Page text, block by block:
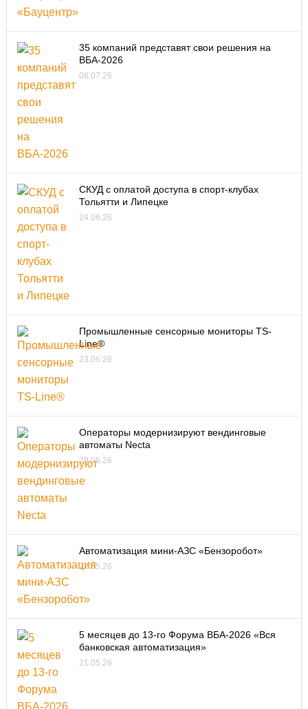
35 компаний представят свои решения на
ВБА-2026
08.07.26
СКУД с оплатой доступа в спорт-клубах
Тольятти и Липецке
24.06.26
Промышленные сенсорные мониторы TS-
Line®
23.06.26
Операторы модернизируют вендинговые
автоматы Necta
29.05.26
Автоматизация мини-АЗС «Бензоробот»
22.05.26
5 месяцев до 13-го Форума ВБА-2026 «Вся
банковская автоматизация»
21.05.26